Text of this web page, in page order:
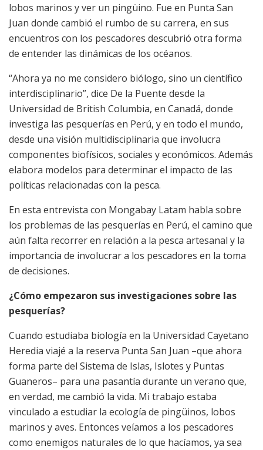
lobos marinos y ver un pingüino. Fue en Punta San
Juan donde cambió el rumbo de su carrera, en sus
encuentros con los pescadores descubrió otra forma
de entender las dinámicas de los océanos.
“Ahora ya no me considero biólogo, sino un científico
interdisciplinario”, dice De la Puente desde la
Universidad de British Columbia, en Canadá, donde
investiga las pesquerías en Perú, y en todo el mundo,
desde una visión multidisciplinaria que involucra
componentes biofísicos, sociales y económicos. Además
elabora modelos para determinar el impacto de las
políticas relacionadas con la pesca.
En esta entrevista con Mongabay Latam habla sobre
los problemas de las pesquerías en Perú, el camino que
aún falta recorrer en relación a la pesca artesanal y la
importancia de involucrar a los pescadores en la toma
de decisiones.
¿Cómo empezaron sus investigaciones sobre las
pesquerías?
Cuando estudiaba biología en la Universidad Cayetano
Heredia viajé a la reserva Punta San Juan –que ahora
forma parte del Sistema de Islas, Islotes y Puntas
Guaneros– para una pasantía durante un verano que,
en verdad, me cambió la vida. Mi trabajo estaba
vinculado a estudiar la ecología de pingüinos, lobos
marinos y aves. Entonces veíamos a los pescadores
como enemigos naturales de lo que hacíamos, ya sea